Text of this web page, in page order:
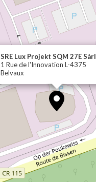
SRE Lux Projekt SQM 27E Sàrl
1 Rue de l'Innovation L-4375
Belvaux